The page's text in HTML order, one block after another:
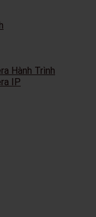
Hành Trình
IP